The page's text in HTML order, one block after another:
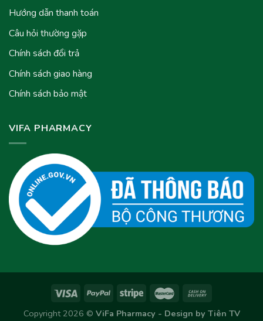
Hướng dẫn thanh toán
Câu hỏi thường gặp
Chính sách đổi trả
Chính sách giao hàng
Chính sách bảo mật
VIFA PHARMACY
Copyright 2026 © ViFa Pharmacy - Design by Tiên TV